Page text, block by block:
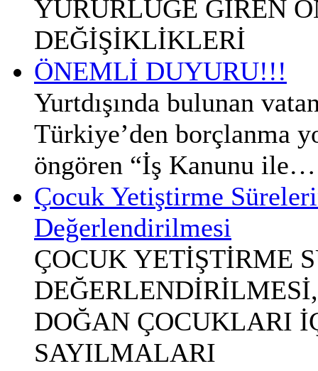
YÜRÜRLÜĞE GİREN
DEĞİŞİKLİKLERİ
ÖNEMLİ DUYURU!!!
Yurtdışında bulunan
Türkiye’den borçlanma
öngören “İş Kanunu ile…
Çocuk Yetiştirme
Değerlendirilmesi
ÇOCUK YETİŞTİRME
DOĞAN ÇOCUKLARI
SAYILMALARI